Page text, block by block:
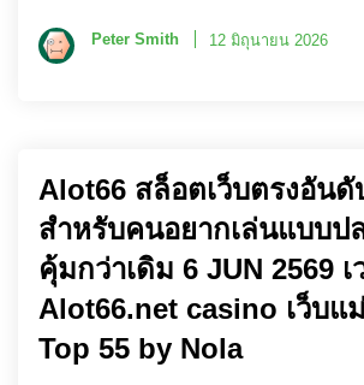
Peter Smith 12 มิถุนายน 2026
Alot66 สล็อตเว็บตรงอัน
สำหรับคนอยากเล่นแบบป
คุ้มกว่าเดิม 6 JUN 2569
Alot66.net casino เว็บแ
Top 55 by Nola